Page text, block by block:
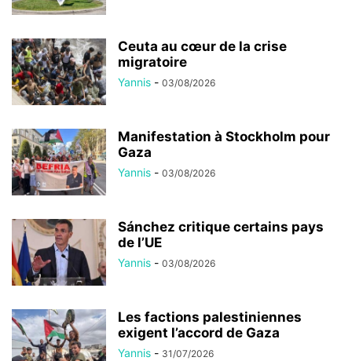
Ceuta au cœur de la crise
migratoire
Yannis - 03/08/2026
Manifestation à Stockholm pour
Gaza
Yannis - 03/08/2026
Sánchez critique certains pays
de l’UE
Yannis - 03/08/2026
Les factions palestiniennes
exigent l’accord de Gaza
Yannis - 31/07/2026